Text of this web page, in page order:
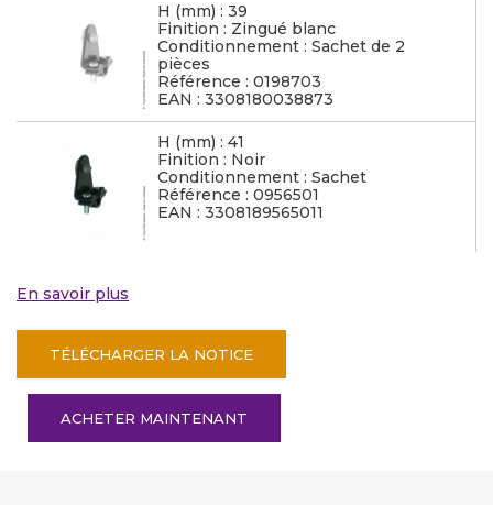
H (mm) : 39
Finition : Zingué blanc
Conditionnement : Sachet de 2
pièces
Référence : 0198703
EAN : 3308180038873
H (mm) : 41
Finition : Noir
Conditionnement : Sachet
Référence : 0956501
EAN : 3308189565011
En savoir plus
TÉLÉCHARGER LA NOTICE
ACHETER MAINTENANT